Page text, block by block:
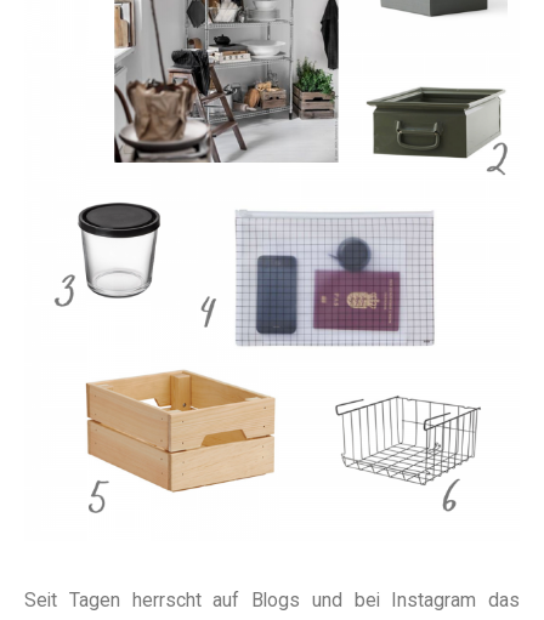
Seit Tagen herrscht auf Blogs und bei Instagram das